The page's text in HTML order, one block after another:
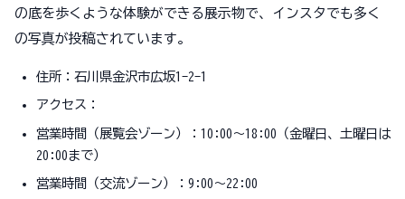
の底を歩くような体験ができる展示物で、インスタでも多く
の写真が投稿されています。
住所：石川県金沢市広坂1-2-1
アクセス：
営業時間（展覧会ゾーン）：10:00～18:00（金曜日、土曜日は
20:00まで）
営業時間（交流ゾーン）：9:00～22:00